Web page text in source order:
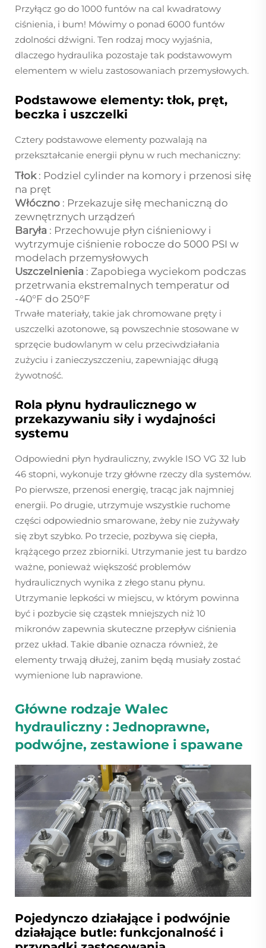
Przyłącz go do 1000 funtów na cal kwadratowy
ciśnienia, i bum! Mówimy o ponad 6000 funtów
zdolności dźwigni. Ten rodzaj mocy wyjaśnia,
dlaczego hydraulika pozostaje tak podstawowym
elementem w wielu zastosowaniach przemysłowych.
Podstawowe elementy: tłok, pręt,
beczka i uszczelki
Cztery podstawowe elementy pozwalają na
przekształcanie energii płynu w ruch mechaniczny:
Tłok : Podziel cylinder na komory i przenosi siłę
na pręt
Włóczno : Przekazuje siłę mechaniczną do
zewnętrznych urządzeń
Baryła : Przechowuje płyn ciśnieniowy i
wytrzymuje ciśnienie robocze do 5000 PSI w
modelach przemysłowych
Uszczelnienia : Zapobiega wyciekom podczas
przetrwania ekstremalnych temperatur od
-40°F do 250°F
Trwałe materiały, takie jak chromowane pręty i
uszczelki azotonowe, są powszechnie stosowane w
sprzęcie budowlanym w celu przeciwdziałania
zużyciu i zanieczyszczeniu, zapewniając długą
żywotność.
Rola płynu hydraulicznego w
przekazywaniu siły i wydajności
systemu
Odpowiedni płyn hydrauliczny, zwykle ISO VG 32 lub
46 stopni, wykonuje trzy główne rzeczy dla systemów.
Po pierwsze, przenosi energię, tracąc jak najmniej
energii. Po drugie, utrzymuje wszystkie ruchome
części odpowiednio smarowane, żeby nie zużywały
się zbyt szybko. Po trzecie, pozbywa się ciepła,
krążącego przez zbiorniki. Utrzymanie jest tu bardzo
ważne, ponieważ większość problemów
hydraulicznych wynika z złego stanu płynu.
Utrzymanie lepkości w miejscu, w którym powinna
być i pozbycie się cząstek mniejszych niż 10
mikronów zapewnia skuteczne przepływ ciśnienia
przez układ. Takie dbanie oznacza również, że
elementy trwają dłużej, zanim będą musiały zostać
wymienione lub naprawione.
Główne rodzaje Walec
hydrauliczny: Jednoprawne,
podwójne, zestawione i spawane
Pojedynczo działające i podwójnie
działające butle: funkcjonalność i